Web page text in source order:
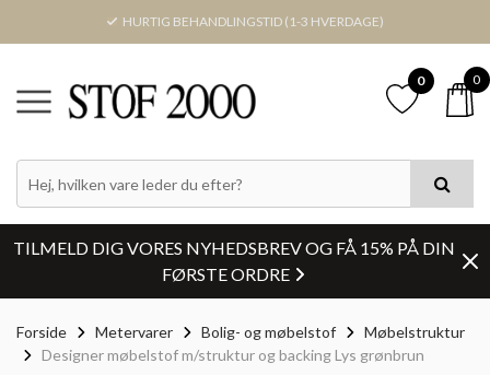
HURTIG BEHANDLINGSTID (1-3 HVERDAGE)
0 0
TILMELD DIG VORES NYHEDSBREV OG FÅ 15% PÅ DIN
FØRSTE ORDRE
Forside Metervarer Bolig- og møbelstof
Møbelstruktur
Designer møbelstof m/struktur og backing Lys grønbrun